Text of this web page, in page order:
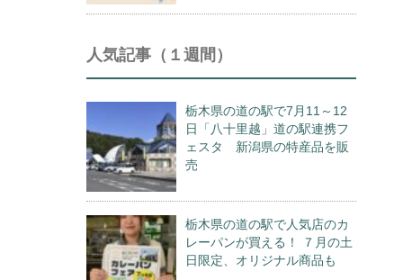
人気記事（１週間）
栃木県の道の駅で7月11～12
日「八十里越」道の駅連携フ
ェスタ 新潟県の特産品を販
売
栃木県の道の駅で人気店のカ
レーパンが買える！ ７月の土
日限定、オリジナル商品も